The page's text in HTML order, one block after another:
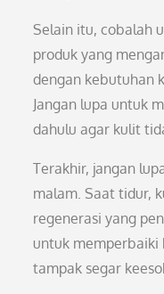
Selain itu, cobalah
produk yang
dengan kebutuhan
Jangan lupa untuk
dahulu agar kulit
Terakhir, jangan
malam. Saat tidur,
regenerasi yang
untuk memperbaiki
tampak segar